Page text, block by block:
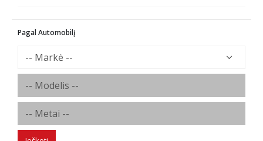
Pagal Automobilį